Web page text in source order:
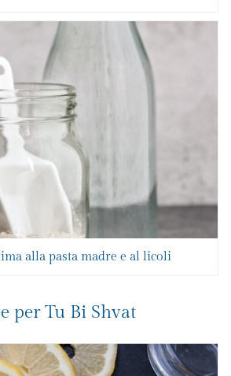
alla pasta madre e al licoli
per Tu Bi Shvat